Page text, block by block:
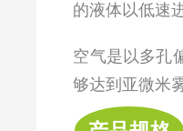
的液体以低速
空气是以多孔
够达到亚微米